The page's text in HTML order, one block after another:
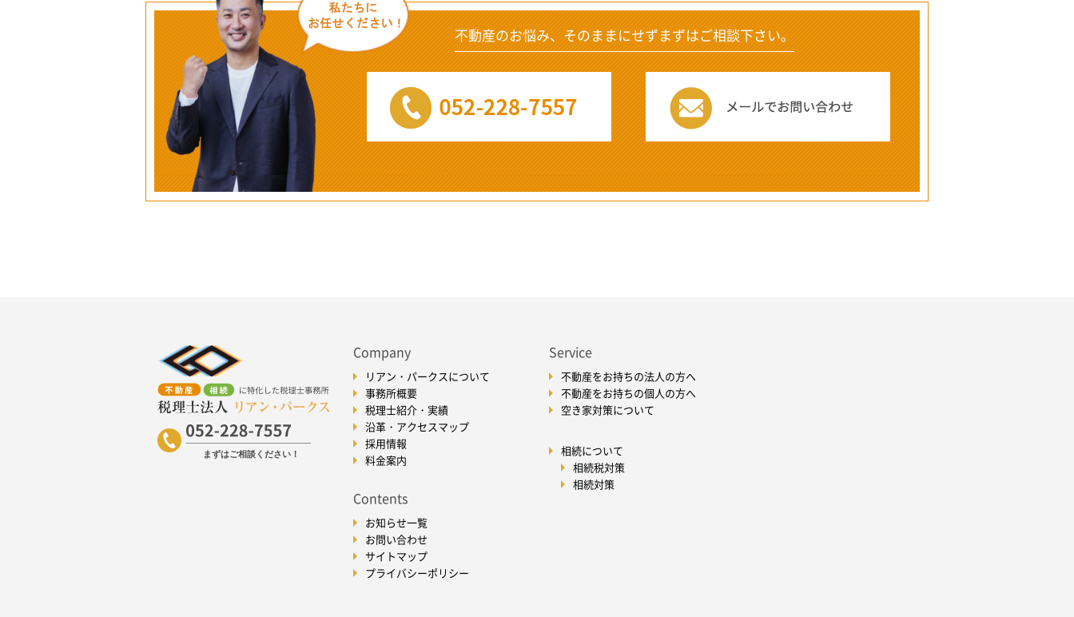
不動産のお悩み、そのままにせずまずはご相談下さい。
Company
リアン・パークスについて
事務所概要
税理士紹介・実績
沿革・アクセスマップ
採用情報
料金案内
Contents
お知らせ一覧
お問い合わせ
サイトマップ
プライバシーポリシー
Service
不動産をお持ちの法人の方へ
不動産をお持ちの個人の方へ
空き家対策について
相続について
相続税対策
相続対策